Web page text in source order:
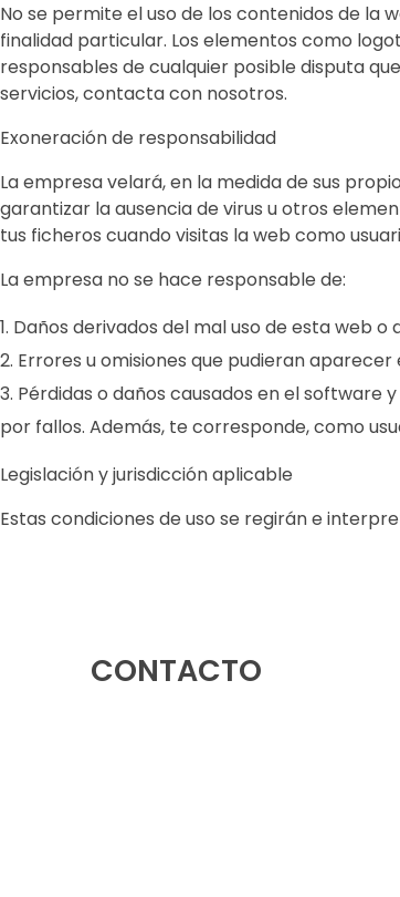
No se permite el uso de los contenidos de la
finalidad particular. Los elementos como
responsables de cualquier posible disputa
servicios, contacta con nosotros.
Exoneración de responsabilidad
La empresa velará, en la medida de sus
garantizar la ausencia de virus u otros
tus ficheros cuando visitas la web como
La empresa no se hace responsable de:
Daños derivados del mal uso de esta web
Errores u omisiones que pudieran aparecer
Pérdidas o daños causados en el
por fallos. Además, te corresponde, como
Legislación y jurisdicción aplicable
Estas condiciones de uso se regirán e
CONTACTO